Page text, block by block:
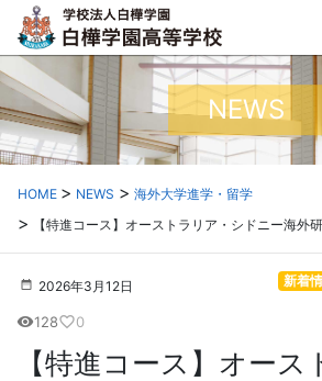
NEWS
HOME NEWS
海外大学進学・留学
【特進コース】オーストラリア・シドニー海外
2026年3月12日
新着
visibility128favorite_border0
【特進コース】オース